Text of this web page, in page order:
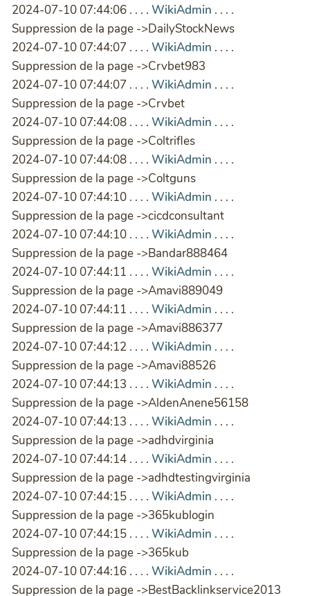
2024-07-10 07:44:06 . . . . WikiAdmin . . . .
Suppression de la page ->DailyStockNews
2024-07-10 07:44:07 . . . . WikiAdmin . . . .
Suppression de la page ->Crvbet983
2024-07-10 07:44:07 . . . . WikiAdmin . . . .
Suppression de la page ->Crvbet
2024-07-10 07:44:08 . . . . WikiAdmin . . . .
Suppression de la page ->Coltrifles
2024-07-10 07:44:08 . . . . WikiAdmin . . . .
Suppression de la page ->Coltguns
2024-07-10 07:44:10 . . . . WikiAdmin . . . .
Suppression de la page ->cicdconsultant
2024-07-10 07:44:10 . . . . WikiAdmin . . . .
Suppression de la page ->Bandar888464
2024-07-10 07:44:11 . . . . WikiAdmin . . . .
Suppression de la page ->Amavi889049
2024-07-10 07:44:11 . . . . WikiAdmin . . . .
Suppression de la page ->Amavi886377
2024-07-10 07:44:12 . . . . WikiAdmin . . . .
Suppression de la page ->Amavi88526
2024-07-10 07:44:13 . . . . WikiAdmin . . . .
Suppression de la page ->AldenAnene56158
2024-07-10 07:44:13 . . . . WikiAdmin . . . .
Suppression de la page ->adhdvirginia
2024-07-10 07:44:14 . . . . WikiAdmin . . . .
Suppression de la page ->adhdtestingvirginia
2024-07-10 07:44:15 . . . . WikiAdmin . . . .
Suppression de la page ->365kublogin
2024-07-10 07:44:15 . . . . WikiAdmin . . . .
Suppression de la page ->365kub
2024-07-10 07:44:16 . . . . WikiAdmin . . . .
Suppression de la page ->BestBacklinkservice2013